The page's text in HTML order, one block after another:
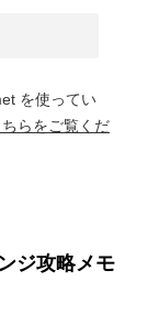
を使ってい
らをご覧くだ
ジ攻略メモ